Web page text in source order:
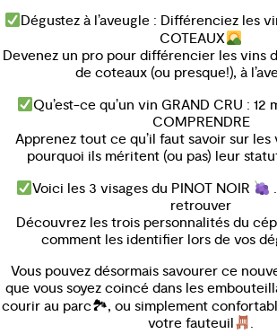
Dégustez à l’aveugle : Différenciez les
COTEAUX
Devenez un pro pour différencier les vins
de coteaux (ou presque!), à
Qu’est-ce qu’un vin GRAND CRU :
COMPRENDRE
Apprenez tout ce qu’il faut savoir sur
pourquoi ils méritent (ou pas) leur
Voici les 3 visages du PINOT NOIR
retrouver
Découvrez les trois personnalités du
comment les identifier lors de vos
Vous pouvez désormais savourer ce
que vous soyez coincé dans les
courir au parc🏞, ou simplement
votre fauteuil
.